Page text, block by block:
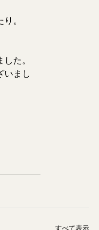
。
た。
いまし
すべて表示